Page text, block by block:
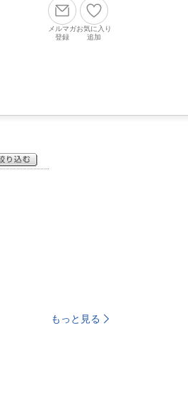
メルマガ
登録
お気に入り
追加
もっと見る